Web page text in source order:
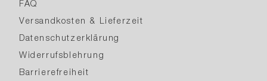
FAQ
Versandkosten & Lieferzeit
Datenschutzerklärung
Widerrufsblehrung
Barrierefreiheit